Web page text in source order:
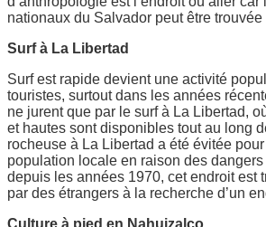
nationaux du Salvador peut être trouvée
Surf à La Libertad
Surf est rapide devient une activité
touristes, surtout dans les années
ne jurent que par le surf à La Libertad,
et hautes sont disponibles tout au long
rocheuse à La Libertad a été évitée
population locale en raison des
depuis les années 1970, cet endroit est
par des étrangers à la recherche d’un
Culture à pied en Nahuizalco